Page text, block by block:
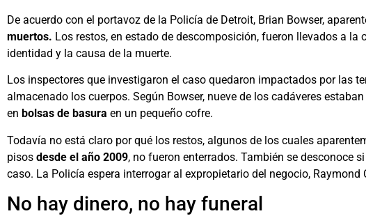
De acuerdo con el portavoz de la Policía de Detroit, Brian Bowser,
muertos. Los restos, en estado de descomposición, fueron llevados a
identidad y la causa de la muerte.
Los inspectores que investigaron el caso quedaron impactados por las
almacenado los cuerpos. Según Bowser, nueve de los cadáveres
en bolsas de basura en un pequeño cofre.
Todavía no está claro por qué los restos, algunos de los cuales
pisos desde el año 2009, no fueron enterrados. También se desconoce
caso. La Policía espera interrogar al expropietario del negocio, Raymond
No hay dinero, no hay funeral